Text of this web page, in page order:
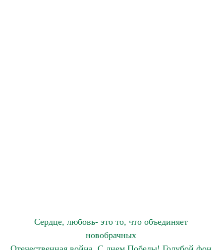
Сердце, любовь- это то, что объединяет
новобрачных